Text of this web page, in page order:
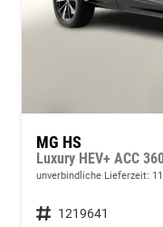
MG HS
Luxury HEV+ ACC
unverbindliche Lieferzeit:
Fahrzeugnummer 1219641